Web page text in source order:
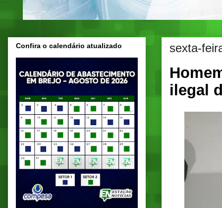
sexta-
ilegal
Confira o calendário atualizado